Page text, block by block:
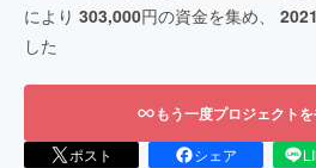
により 303,000円の資金を集め、
した
もう一度プロジェクト
ポスト シェア